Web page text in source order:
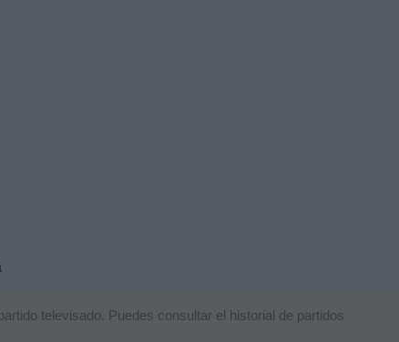
televisado. Puedes consultar el historial de partidos